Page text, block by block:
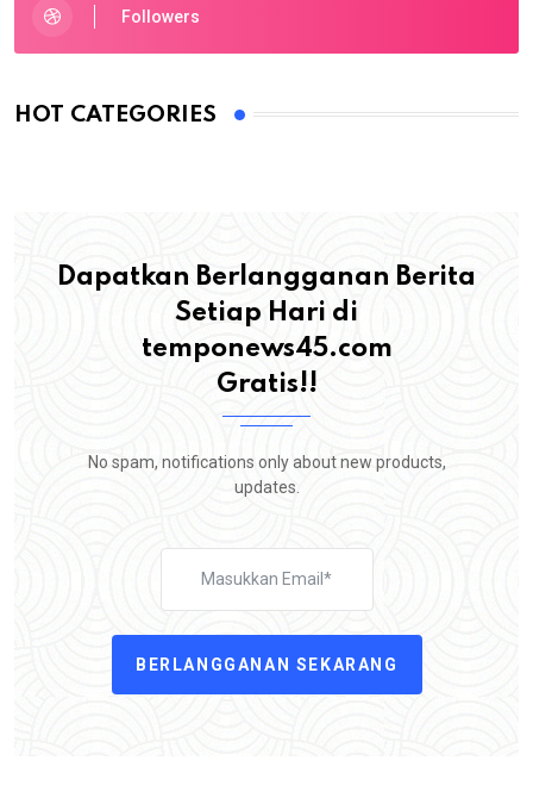
Followers
HOT CATEGORIES
Dapatkan Berlangganan Berita
Setiap Hari di
temponews45.com
Gratis!!
No spam, notifications only about new products,
updates.
BERLANGGANAN SEKARANG